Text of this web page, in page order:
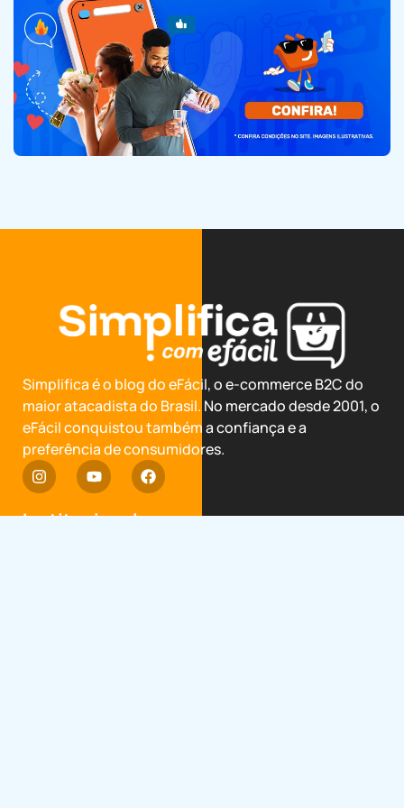
Simplifica é o blog do eFácil, o e-commerce B2C do
maior atacadista do Brasil. No mercado desde 2001, o
eFácil conquistou também a confiança e a
preferência de consumidores.
Institucional